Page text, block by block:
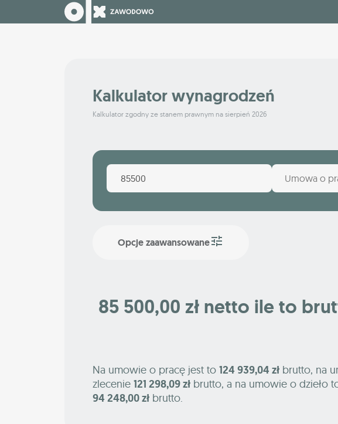
Kalkulator wynagrodzeń
Kalkulator zgodny ze stanem prawnym na sierpień 2026
Umowa o
Opcje zaawansowane
85 500,00 zł netto ile to
Na umowie o pracę jest to 124 939,04 zł brutto, na
zlecenie 121 298,09 zł brutto, a na umowie o dzieło
94 248,00 zł brutto.